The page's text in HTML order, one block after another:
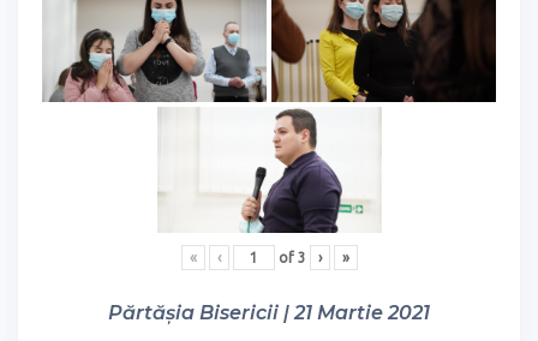
« ‹ of 3 › »
Părtășia Bisericii | 21 Martie 2021